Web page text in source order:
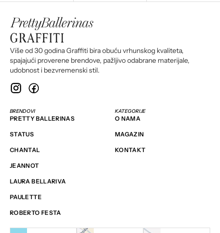
Više od 30 godina Graffiti bira obuću vrhunskog kvaliteta,
spajajući proverene brendove, pažljivo odabrane materijale,
udobnost i bezvremenski stil.
BRENDOVI
PRETTY BALLERINAS
STATUS
CHANTAL
JEANNOT
LAURA BELLARIVA
PAULETTE
ROBERTO FESTA
KATEGORIJE
O NAMA
MAGAZIN
KONTAKT